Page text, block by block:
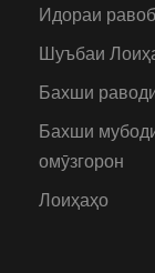
Идораи
Шуъбаи
Бахши
Бахши
омӯзгорон
Лоиҳаҳо